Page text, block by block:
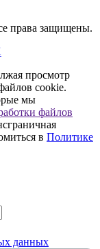
права защищены.
просмотр
cookie.
мы
файлов
в Политике
данных